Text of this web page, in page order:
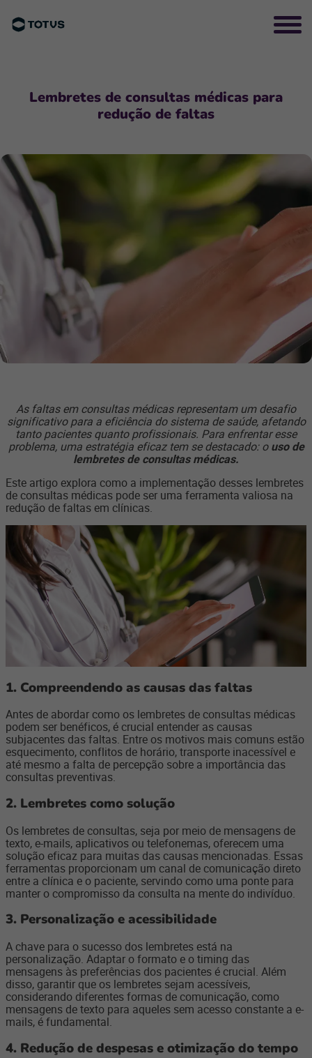
Lembretes de consultas médicas para
redução de faltas
As faltas em consultas médicas representam um desafio
significativo para a eficiência do sistema de saúde, afetando
tanto pacientes quanto profissionais. Para enfrentar esse
problema, uma estratégia eficaz tem se destacado: ouso de
lembretes de consultas médicas.
Este artigo explora como a implementação desses lembretes
de consultas médicas pode ser uma ferramenta valiosa na
redução de faltas em clínicas.
1. Compreendendo as causas das faltas
Antes de abordar como os lembretes de consultas médicas
podem ser benéficos, é crucial entender as causas
subjacentes das faltas. Entre os motivos mais comuns estão
esquecimento, conflitos de horário, transporte inacessível e
até mesmo a falta de percepção sobre a importância das
consultas preventivas.
2. Lembretes como solução
Os lembretes de consultas, seja por meio de mensagens de
texto, e-mails, aplicativos ou telefonemas, oferecem uma
solução eficaz para muitas das causas mencionadas. Essas
ferramentas proporcionam um canal de comunicação direto
entre a clínica e o paciente, servindo como uma ponte para
manter o compromisso da consulta na mente do indivíduo.
3. Personalização e acessibilidade
A chave para o sucesso dos lembretes está na
personalização. Adaptar o formato e o timing das
mensagens às preferências dos pacientes é crucial. Além
disso, garantir que os lembretes sejam acessíveis,
considerando diferentes formas de comunicação, como
mensagens de texto para aqueles sem acesso constante a e-
mails, é fundamental.
4. Redução de despesas e otimização do tempo